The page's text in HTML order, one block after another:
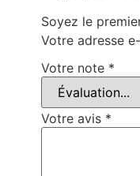
Soyez le
Votre adresse
Votre note *
Votre avis *